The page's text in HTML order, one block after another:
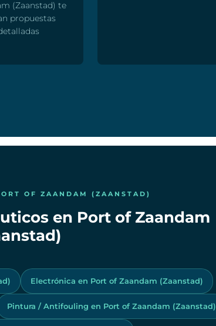
(Zaanstad) te
propuestas
OF ZAANDAM (ZAANSTAD)
en Port of Zaandam
Electrónica en Port of Zaandam (Zaanstad)
Pintura / Antifouling en Port of Zaandam (Zaanstad)